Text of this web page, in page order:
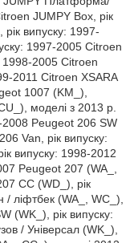
JUMPY Box, рік
випуску: 1997-
1997-2005 Citroen
1998-2005 Citroen
2011 Citroen XSARA
1007 (KM_),
моделі з 2013 р.
2008 Peugeot 206 SW
Van, рік випуску:
випуску: 1998-2012
Peugeot 207 (WA_,
CC (WD_), рік
ліфтбек (WA_, WC_),
(WK_), рік випуску:
/ Універсал (WK_),